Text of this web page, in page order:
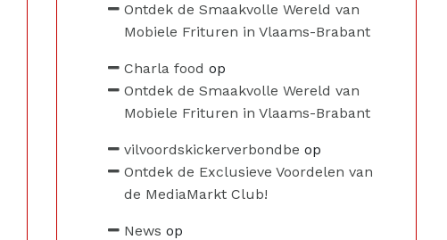
Ontdek de Smaakvolle Wereld van
Mobiele Frituren in Vlaams-Brabant
Charla food op
Ontdek de Smaakvolle Wereld van
Mobiele Frituren in Vlaams-Brabant
vilvoordskickerverbondbe op
Ontdek de Exclusieve Voordelen van
de MediaMarkt Club!
News op